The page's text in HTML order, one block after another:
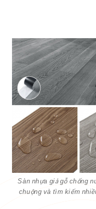
Sàn nhựa giả gỗ chống
chuộng và tìm kiếm